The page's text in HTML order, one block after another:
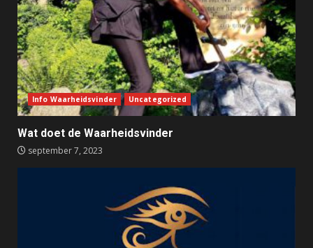
Info Waarheidsvinder Uncategorized
Wat doet de Waarheidsvinder
september 7, 2023